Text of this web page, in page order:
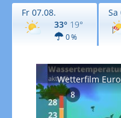
Fr 07.08.
33° 19°
0 %
Sa
Wetterfilm